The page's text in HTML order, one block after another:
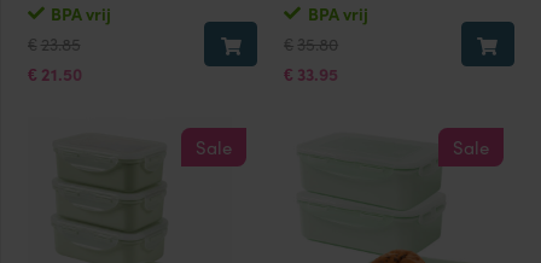
BPA vrij
€ 23.85
Oorspronkelijke
prijs
was:
€ 21.50
Huidige
prijs
is:
BPA vrij
€ 35.80
Oorspronkelijke
prijs
was:
€ 33.95
Huidige
prijs
is:
Sale Sale